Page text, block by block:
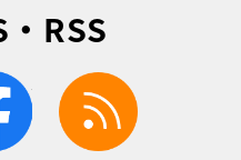
RSS
facebook